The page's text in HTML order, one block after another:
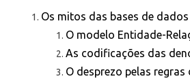
Os mitos das bases de dados
O modelo Entidade-
As codificações das
O desprezo pelas